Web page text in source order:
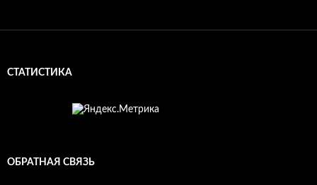
СТАТИСТИКА
ОБРАТНАЯ СВЯЗЬ